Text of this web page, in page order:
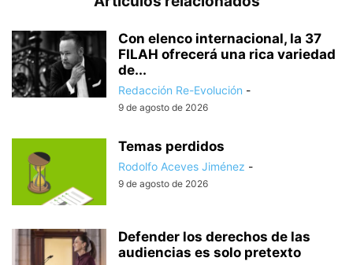
Con elenco internacional, la 37
FILAH ofrecerá una rica variedad
de...
Redacción Re-Evolución -
9 de agosto de 2026
Temas perdidos
Rodolfo Aceves Jiménez -
9 de agosto de 2026
Defender los derechos de las
audiencias es solo pretexto